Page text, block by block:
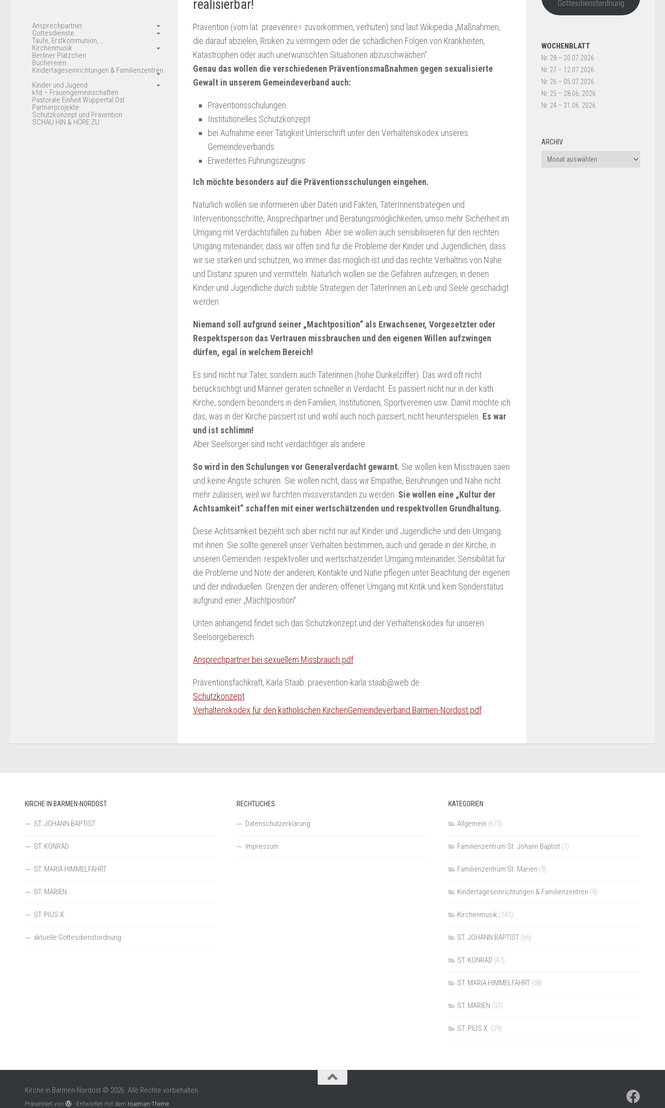
realisierbar!
Prävention (vom lat. praevenire= zuvorkommen, verhüten) sind laut Wikipedia „Maßnahmen,
die darauf abzielen, Risiken zu verringern oder die schädlichen Folgen von Krankheiten,
Katastrophen oder auch unerwünschten Situationen abzuschwächen“.
Genau das wollen die verschiedenen Präventionsmaßnahmen gegen sexualisierte
Gewalt in unserem Gemeindeverband auch:
Präventionsschulungen
Institutionelles Schutzkonzept
bei Aufnahme einer Tätigkeit Unterschrift unter den Verhaltenskodex unseres
Gemeindeverbands
Erweitertes Führungszeugnis
Ich möchte besonders auf die Präventionsschulungen eingehen.
Natürlich wollen sie informieren über Daten und Fakten, TäterInnenstrategien und
Interventionsschritte, Ansprechpartner und Beratungsmöglichkeiten, umso mehr Sicherheit im
Umgang mit Verdachtsfällen zu haben. Aber sie wollen auch sensibilisieren für den rechten
Umgang miteinander, dass wir offen sind für die Probleme der Kinder und Jugendlichen, dass
wir sie stärken und schützen, wo immer das möglich ist und das rechte Verhältnis von Nähe
und Distanz spüren und vermitteln. Natürlich wollen sie die Gefahren aufzeigen, in denen
Kinder und Jugendliche durch subtile Strategien der TäterInnen an Leib und Seele geschädigt
werden.
Niemand soll aufgrund seiner „Machtposition“ als Erwachsener, Vorgesetzter oder
Respektsperson das Vertrauen missbrauchen und den eigenen Willen aufzwingen
dürfen, egal in welchem Bereich!
Es sind nicht nur Täter, sondern auch Täterinnen (hohe Dunkelziffer). Das wird oft nicht
berücksichtigt und Männer geraten schneller in Verdacht. Es passiert nicht nur in der kath.
Kirche, sondern besonders in den Familien, Institutionen, Sportvereinen usw. Damit möchte ich
das, was in der Kirche passiert ist und wohl auch noch passiert, nicht herunterspielen. Es war
und ist schlimm!
Aber Seelsorger sind nicht verdächtiger als andere.
So wird in den Schulungen vor Generalverdacht gewarnt. Sie wollen kein Misstrauen säen
und keine Ängste schüren. Sie wollen nicht, dass wir Empathie, Berührungen und Nähe nicht
mehr zulassen, weil wir fürchten missverstanden zu werden. Sie wollen eine „Kultur der
Achtsamkeit“ schaffen mit einer wertschätzenden und respektvollen Grundhaltung.
Diese Achtsamkeit bezieht sich aber nicht nur auf Kinder und Jugendliche und den Umgang
mit ihnen. Sie sollte generell unser Verhalten bestimmen, auch und gerade in der Kirche, in
unseren Gemeinden: respektvoller und wertschätzender Umgang miteinander, Sensibilität für
die Probleme und Nöte der anderen, Kontakte und Nähe pflegen unter Beachtung der eigenen
und der individuellen Grenzen der anderen, offener Umgang mit Kritik und kein Sonderstatus
aufgrund einer „Machtposition“ .
Unten anhängend findet sich das Schutzkonzept und der Verhaltenskodex für unseren
Seelsorgebereich.
Ansprechpartner bei sexuellem Missbrauch.pdf
Präventionsfachkraft, Karla Staab: praevention-karla.staab@web.de
Schutzkonzept
Verhaltenskodex für den katholischen KirchenGemeindeverband Barmen-Nordost.pdf
Ansprechpartner
Gottesdienste
Taufe, Erstkommunion, …
Kirchenmusik
Berliner Plätzchen
Büchereien
Kindertageseinrichtungen & Familienzentren
Kinder und Jugend
kfd – Frauengemeinschaften
Pastorale Einheit Wuppertal Ost
Partnerprojekte
Schutzkonzept und Prävention
SCHAU HIN & HÖRE ZU
Gottesdienstordnung
WOCHENBLATT
Nr. 28 – 20.07.2026
Nr. 27 – 12.07.2026
Nr. 26 – 05.07.2026
Nr. 25 – 28.06..2026
Nr. 24 – 21.06..2026
ARCHIV
Archiv
KIRCHE IN BARMEN-NORDOST
ST. JOHANN BAPTIST
ST. KONRAD
ST. MARIÄ HIMMELFAHRT
ST. MARIEN
ST. PIUS X.
aktuelle Gottesdienstordnung
RECHTLICHES
Datenschutzerklärung
Impressum
KATEGORIEN
Allgemein (673)
Familienzentrum St. Johann Baptist(1)
Familienzentrum St. Marien (3)
Kindertageseinrichtungen & Familienzentren (9)
Kirchenmusik (141)
ST. JOHANN BAPTIST(66)
ST. KONRAD (47)
ST. MARIÄ HIMMELFAHRT(38)
ST. MARIEN (37)
ST. PIUS X. (29)
Kirche in Barmen-Nordost © 2026. Alle Rechte vorbehalten.
Präsentiert von - Entworfen mit dem Hueman-Theme